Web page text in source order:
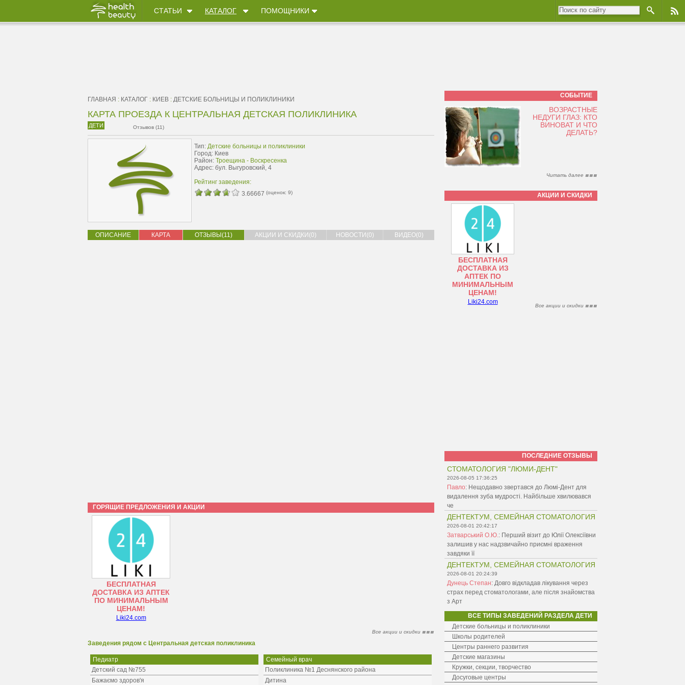
СТАТЬИ КАТАЛОГ ПОМОЩНИКИ
ГЛАВНАЯ : КАТАЛОГ : КИЕВ : ДЕТСКИЕ БОЛЬНИЦЫ И ПОЛИКЛИНИКИ
КАРТА ПРОЕЗДА К ЦЕНТРАЛЬНАЯ ДЕТСКАЯ ПОЛИКЛИНИКА
ДЕТИ Отзывов (11)
Тип: Детские больницы и поликлиники
Город: Киев
Район: Троещина - Воскресенка
Адрес: бул. Выгуровский, 4
Рейтинг заведения:
3.66667 (оценок: 9)
ОПИСАНИЕ КАРТА ОТЗЫВЫ(11) АКЦИИ И СКИДКИ(0) НОВОСТИ(0) ВИДЕО(0)
ГОРЯЩИЕ ПРЕДЛОЖЕНИЯ И АКЦИИ
БЕСПЛАТНАЯ
ДОСТАВКА ИЗ АПТЕК
ПО МИНИМАЛЬНЫМ
ЦЕНАМ!
Liki24.com
Все акции и скидки
Заведения рядом с Центральная детская поликлиника
Педиатр
Детский сад №755
Бажаємо здоров'я
Семейный врач
Поликлиника №1 Деснянского района
Дитина
СОБЫТИЕ
ВОЗРАСТНЫЕ
НЕДУГИ ГЛАЗ: КТО
ВИНОВАТ И ЧТО
ДЕЛАТЬ?
Читать далее
АКЦИИ И СКИДКИ
БЕСПЛАТНАЯ
ДОСТАВКА ИЗ
АПТЕК ПО
МИНИМАЛЬНЫМ
ЦЕНАМ!
Liki24.com
Все акции и скидки
ПОСЛЕДНИЕ ОТЗЫВЫ
СТОМАТОЛОГИЯ "ЛЮМИ-ДЕНТ"
2026-08-05 17:36:25
Павло: Нещодавно звертався до Люмі-Дент для
видалення зуба мудрості. Найбільше хвилювався
че
ДЕНТЕКТУМ, СЕМЕЙНАЯ СТОМАТОЛОГИЯ
2026-08-01 20:42:17
Затварський О.Ю.: Перший візит до Юлії Олексіївни
залишив у нас надзвичайно приємні враження
завдяки її
ДЕНТЕКТУМ, СЕМЕЙНАЯ СТОМАТОЛОГИЯ
2026-08-01 20:24:39
Дунець Степан: Довго відкладав лікування через
страх перед стоматологами, але після знайомства
з Арт
ВСЕ ТИПЫ ЗАВЕДЕНИЙ РАЗДЕЛА ДЕТИ
Детские больницы и поликлиники
Школы родителей
Центры раннего развития
Детские магазины
Кружки, секции, творчество
Досуговые центры